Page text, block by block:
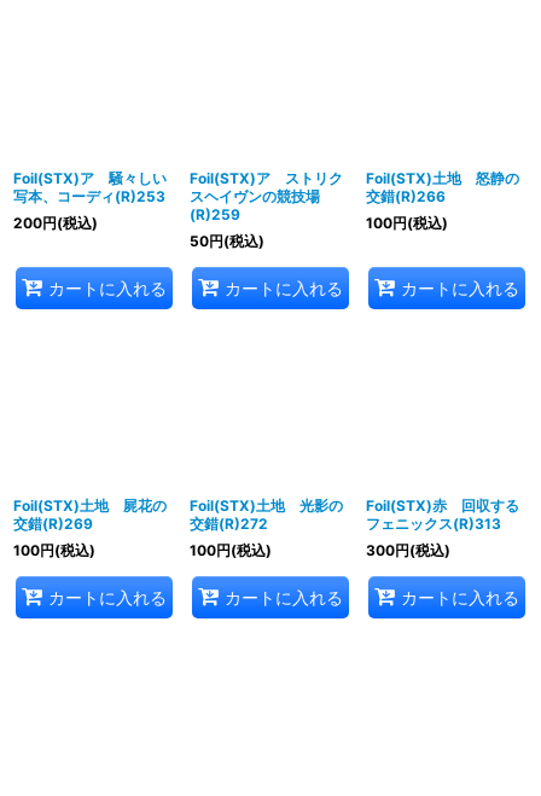
Foil(STX)ア 騒々しい
写本、コーディ(R)253
200円(税込)
カートに入れる
Foil(STX)ア ストリク
スヘイヴンの競技場
(R)259
50円(税込)
カートに入れる
Foil(STX)土地 怒静の
交錯(R)266
100円(税込)
カートに入れる
Foil(STX)土地 屍花の
交錯(R)269
100円(税込)
カートに入れる
Foil(STX)土地 光影の
交錯(R)272
100円(税込)
カートに入れる
Foil(STX)赤 回収する
フェニックス(R)313
300円(税込)
カートに入れる